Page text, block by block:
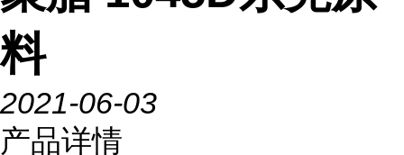
料
2021-06-03
产品详情